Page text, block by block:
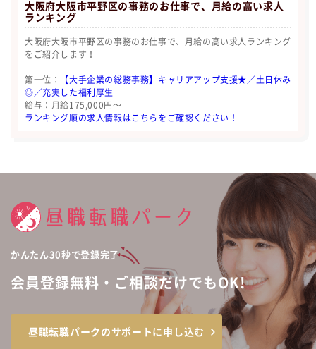
大阪府大阪市平野区の事務のお仕事で、月給の高い求人
ランキング
大阪府大阪市平野区の事務のお仕事で、月給の高い求人ランキング
をご紹介します！
第一位：
【大手企業の総務事務】キャリアアップ支援★／土日休み
◎／充実した福利厚生
給与：月給175,000円〜
ランキング順の求人情報はこちらをご確認ください！
かんたん30秒で登録完了
会員登録無料・ご相談だけでもOK!
昼職転職パークのサポートに申し込む